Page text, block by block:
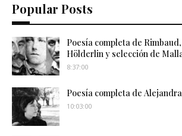
Popular Posts
Poesía completa de
Hölderlin y selección de
8:37:00
Poesía completa de
10:03:00